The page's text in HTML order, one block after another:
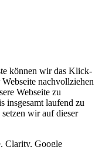
können wir das Klick-
nachvollziehen
Webseite zu
insgesamt laufend zu
wir auf dieser
Clarity, Google